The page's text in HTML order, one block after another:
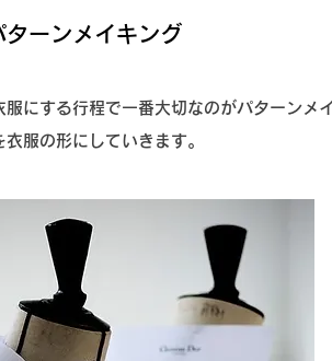
ターンメイキング
にする行程で一番大切なのがパターンメ
服の形にしていきます。